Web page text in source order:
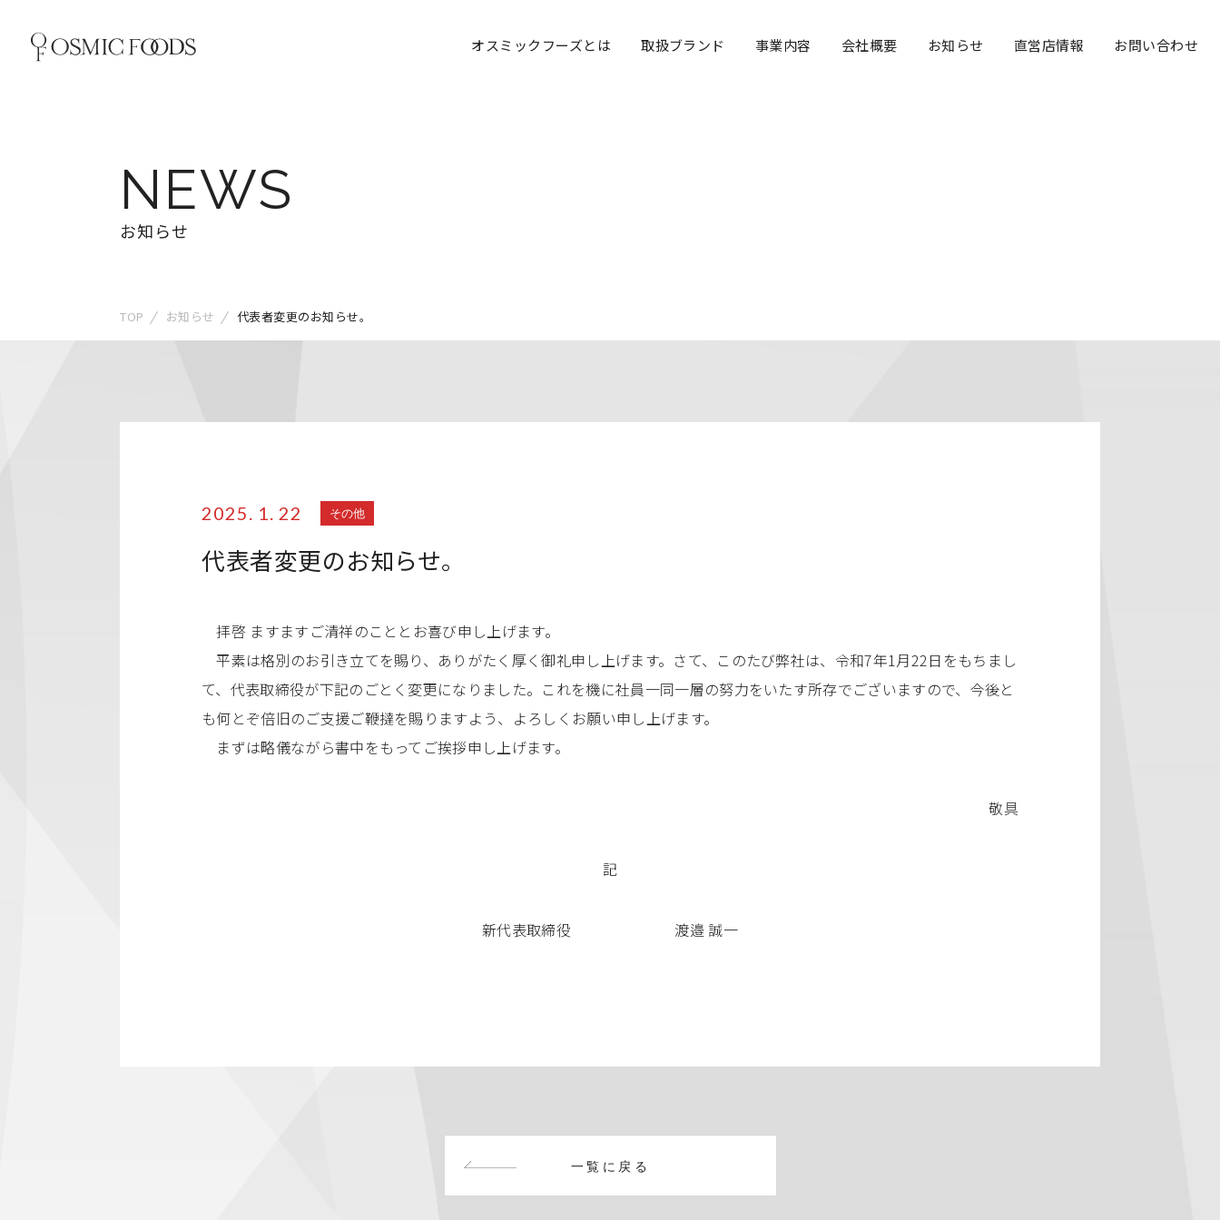
Navigation
オスミックフーズとは 取扱ブランド 事業内容 会社概要 お知らせ 直営店情報 お問い合わせ
NEWS
お知らせ
TOP お知らせ 代表者変更のお知らせ。
2025. 1. 22 その他
代表者変更のお知らせ。
拝啓 ますますご清祥のこととお喜び申し上げます。
平素は格別のお引き立てを賜り、ありがたく厚く御礼申し上げます。さて、このたび弊社は、令和7年1月22日をもちまし
て、代表取締役が下記のごとく変更になりました。これを機に社員一同一層の努力をいたす所存でございますので、今後と
も何とぞ倍旧のご支援ご鞭撻を賜りますよう、よろしくお願い申し上げます。
まずは略儀ながら書中をもってご挨拶申し上げます。
敬具
記
新代表取締役 渡邉 誠一
一覧に戻る